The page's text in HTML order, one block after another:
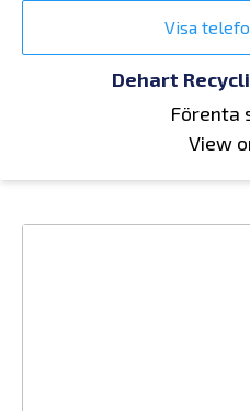
Visa
Dehart
Förenta
View